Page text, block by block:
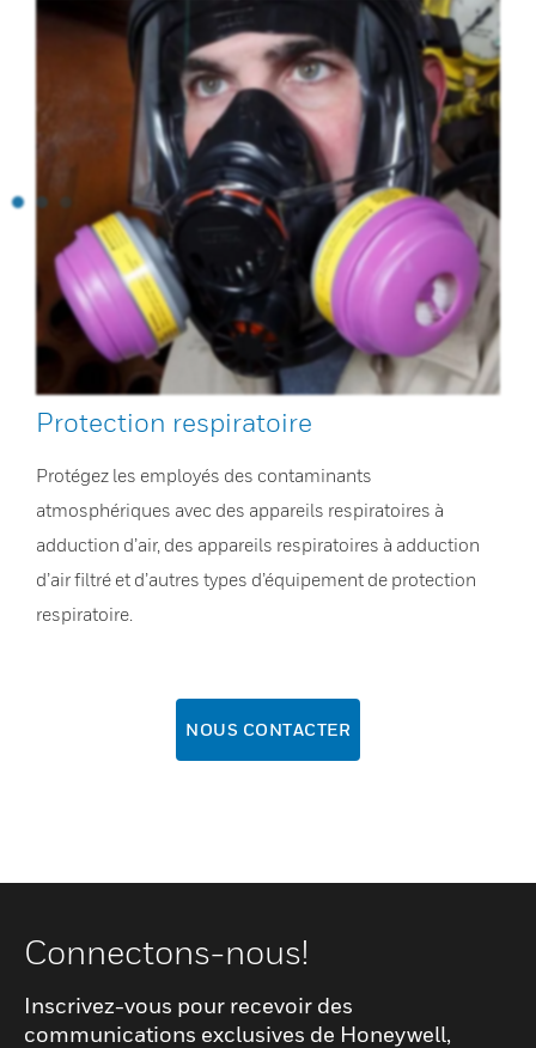
Protection respiratoire
Protégez les employés des contaminants
atmosphériques avec des appareils respiratoires à
adduction d’air, des appareils respiratoires à adduction
d’air filtré et d’autres types d’équipement de protection
respiratoire.
NOUS CONTACTER
Connectons-nous!
Inscrivez-vous pour recevoir des
communications exclusives de Honeywell,